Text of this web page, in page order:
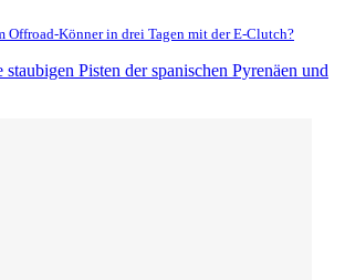
Offroad-Könner in drei Tagen mit der E-Clutch?
Pisten der spanischen Pyrenäen und